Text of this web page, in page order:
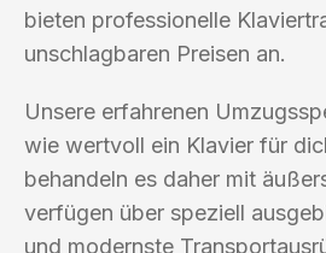
bieten professionelle
unschlagbaren Preisen an.
Unsere erfahrenen
wie wertvoll ein Klavier für
behandeln es daher mit
verfügen über speziell
und modernste